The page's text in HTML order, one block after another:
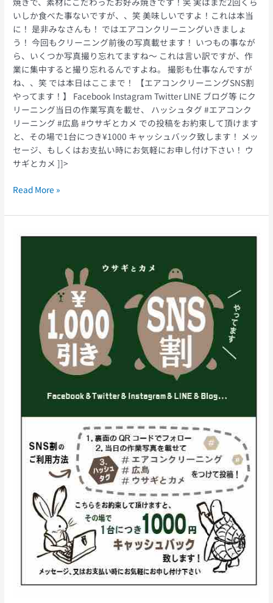
いしか食べた事ないですが、、笑 美味しいですよ！これは本当
に！ 是非みなさんも！ ではエアコンクリーニングいきましょ
う！ 今回もクリーニング前後の写真載せます！ いつもの事なが
ら、いくつか写真撮り忘れてますね〜 これは言い訳ですが、作
業に集中すると撮り忘れるんですよね。 撮影も仕事なんですが
ね、、笑 では本日はここまで！ 【エアコンクリーニングSNS割
やってます！】 Facebook Instagram Twitter LINE ブログ等 にク
リーニング当日の作業写真を載せ、 ハッシュタグ #エアコンク
リーニング #広島 #ウサギとカメ での投稿をお約束して頂けます
と、その場で1台につき¥1000 キャッシュバック致します！ メッ
セージ、もしくはお支払い時にお気軽にお申し付け下さい！ ウ
サギとカメ ]]>
Read More »
エ
よ！